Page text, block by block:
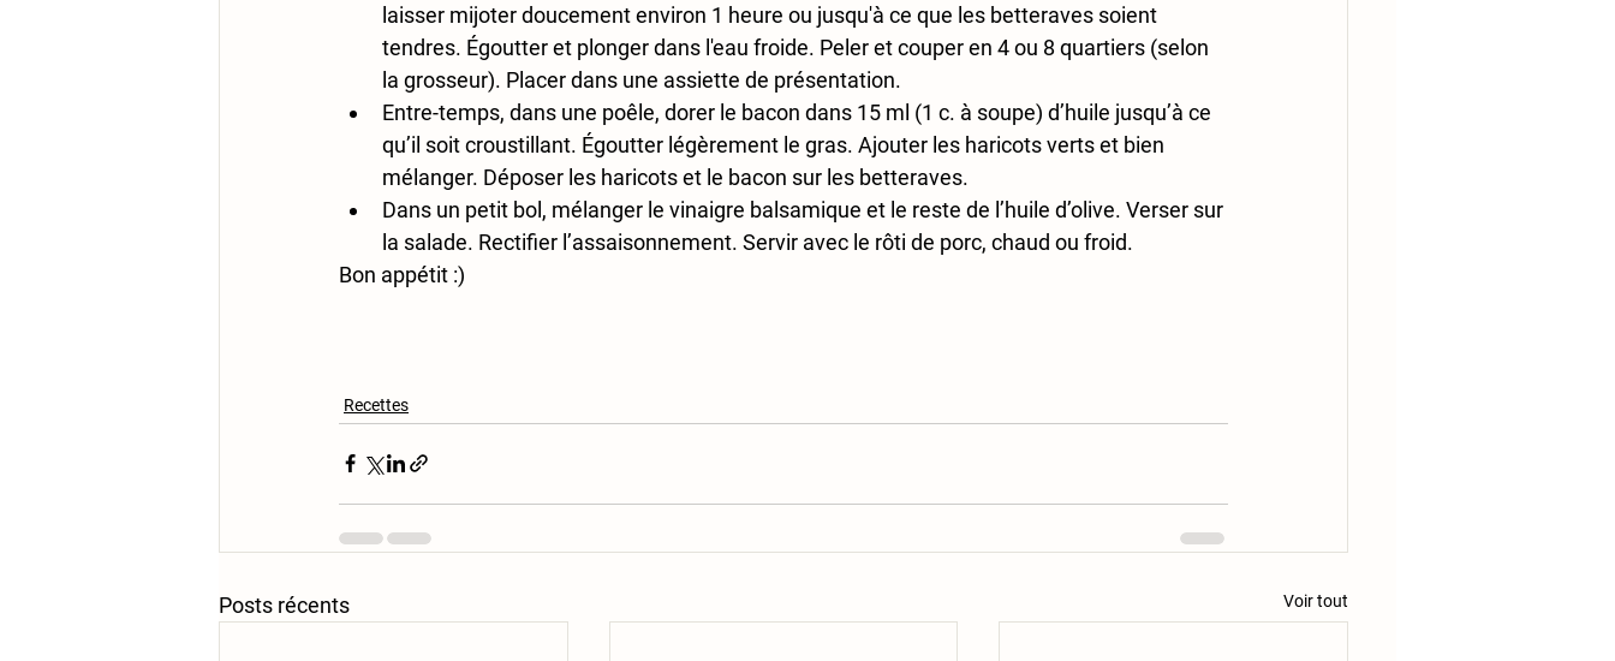
laisser mijoter doucement environ 1 heure ou jusqu'à ce que les betteraves soient
tendres. Égoutter et plonger dans l'eau froide. Peler et couper en 4 ou 8 quartiers (selon
la grosseur). Placer dans une assiette de présentation.
Entre-temps, dans une poêle, dorer le bacon dans 15 ml (1 c. à soupe) d’huile jusqu’à ce
qu’il soit croustillant. Égoutter légèrement le gras. Ajouter les haricots verts et bien
mélanger. Déposer les haricots et le bacon sur les betteraves.
Dans un petit bol, mélanger le vinaigre balsamique et le reste de l’huile d’olive. Verser sur
la salade. Rectifier l’assaisonnement. Servir avec le rôti de porc, chaud ou froid.
Bon appétit :)
Recettes
Posts récents Voir tout